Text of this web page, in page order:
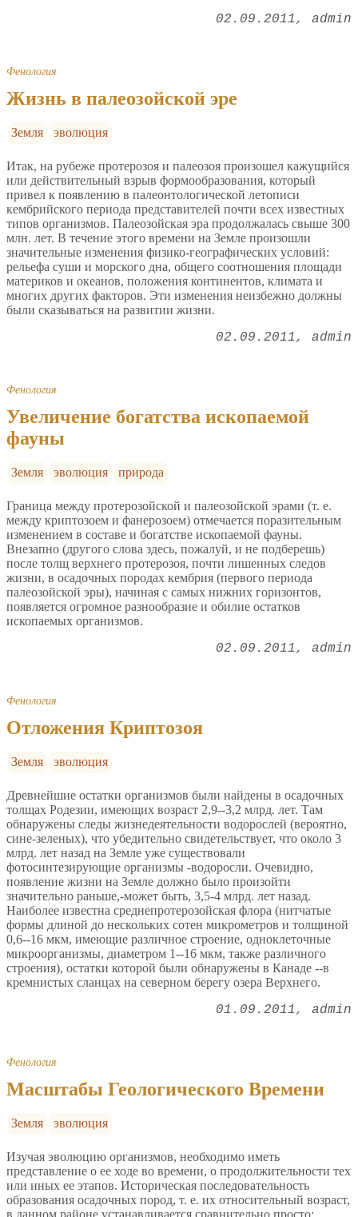
02.09.2011 admin
Фенология
Жизнь в палеозойской эре
Земля эволюция
Итак, на рубеже протерозоя и палеозоя произошел кажущийся
или действительный взрыв формообразования, который
привел к появлению в палеонтологической летописи
кембрийского периода представителей почти всех известных
типов организмов. Палеозойская эра продолжалась свыше 300
млн. лет. В течение этого времени на Земле произошли
значительные изменения физико-географических условий:
рельефа суши и морского дна, общего соотношения площади
материков и океанов, положения континентов, климата и
многих других факторов. Эти изменения неизбежно должны
были сказываться на развитии жизни.
02.09.2011 admin
Фенология
Увеличение богатства ископаемой
фауны
Земля эволюция природа
Граница между протерозойской и палеозойской эрами (т. е.
между криптозоем и фанерозоем) отмечается поразительным
изменением в составе и богатстве ископаемой фауны.
Внезапно (другого слова здесь, пожалуй, и не подберешь)
после толщ верхнего протерозоя, почти лишенных следов
жизни, в осадочных породах кембрия (первого периода
палеозойской эры), начиная с самых нижних горизонтов,
появляется огромное разнообразие и обилие остатков
ископаемых организмов.
02.09.2011 admin
Фенология
Отложения Криптозоя
Земля эволюция
Древнейшие остатки организмов были найдены в осадочных
толщах Родезии, имеющих возраст 2,9--3,2 млрд. лет. Там
обнаружены следы жизнедеятельности водорослей (вероятно,
сине-зеленых), что убедительно свидетельствует, что около 3
млрд. лет назад на Земле уже существовали
фотосинтезирующие организмы -водоросли. Очевидно,
появление жизни на Земле должно было произойти
значительно раньше,-может быть, 3,5-4 млрд. лет назад.
Наиболее известна среднепротерозойская флора (нитчатые
формы длиной до нескольких сотен микрометров и толщиной
0,6--16 мкм, имеющие различное строение, одноклеточные
микроорганизмы, диаметром 1--16 мкм, также различного
строения), остатки которой были обнаружены в Канаде --в
кремнистых сланцах на северном берегу озера Верхнего.
01.09.2011 admin
Фенология
Масштабы Геологического Времени
Земля эволюция
Изучая эволюцию организмов, необходимо иметь
представление о ее ходе во времени, о продолжительности тех
или иных ее этапов. Историческая последовательность
образования осадочных пород, т. е. их относительный возраст,